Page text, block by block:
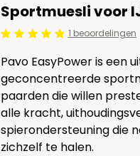
Sportmuesli voor
Beoordeling: 5/5 1 beoordelingen
Pavo EasyPower is een
geconcentreerde
paarden die willen
alle kracht,
spierondersteuning die
zichzelf te halen.